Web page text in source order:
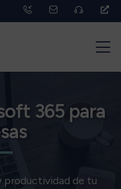
365 para
productividad de tu